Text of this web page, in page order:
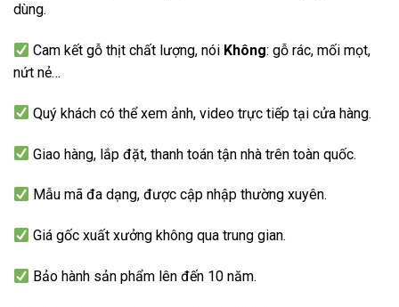
dùng.
Cam kết gỗ thịt chất lượng, nói Không: gỗ rác, mối mọt,
nứt nẻ…
Quý khách có thể xem ảnh, video trực tiếp tại cửa hàng.
Giao hàng, lắp đặt, thanh toán tận nhà trên toàn quốc.
Mẫu mã đa dạng, được cập nhập thường xuyên.
Giá gốc xuất xưởng không qua trung gian.
Bảo hành sản phẩm lên đến 10 năm.